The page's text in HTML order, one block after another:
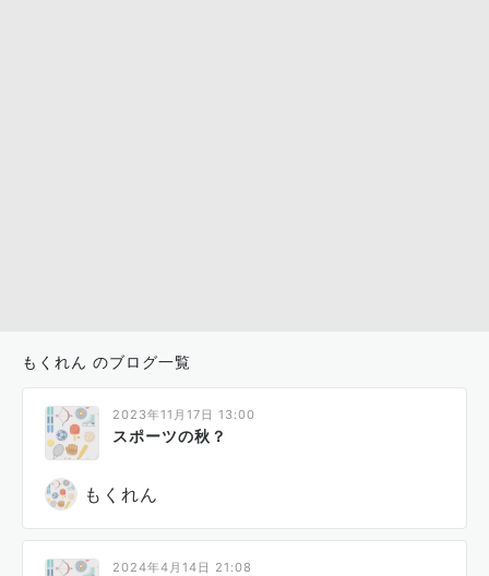
もくれん のブログ一覧
2023年11月17日 13:00
スポーツの秋？
もくれん
2024年4月14日 21:08